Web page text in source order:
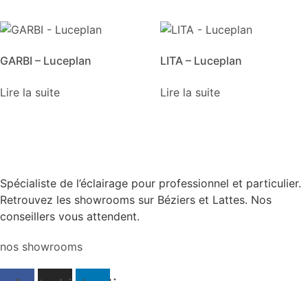
GARBI – Luceplan
Lire la suite
LITA – Luceplan
Lire la suite
Spécialiste de l’éclairage pour professionnel et particulier.
Retrouvez les showrooms sur Béziers et Lattes. Nos
conseillers vous attendent.
nos showrooms